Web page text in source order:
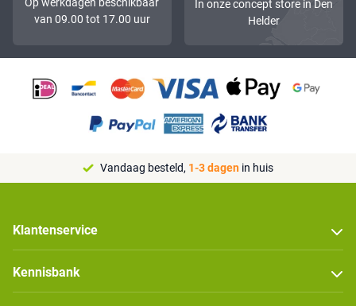
van 09.00 tot 17.00 uur
In onze concept store in Den
Helder
Vandaag besteld, 1-3 dagen in huis
Klantenservice
Kennisbank